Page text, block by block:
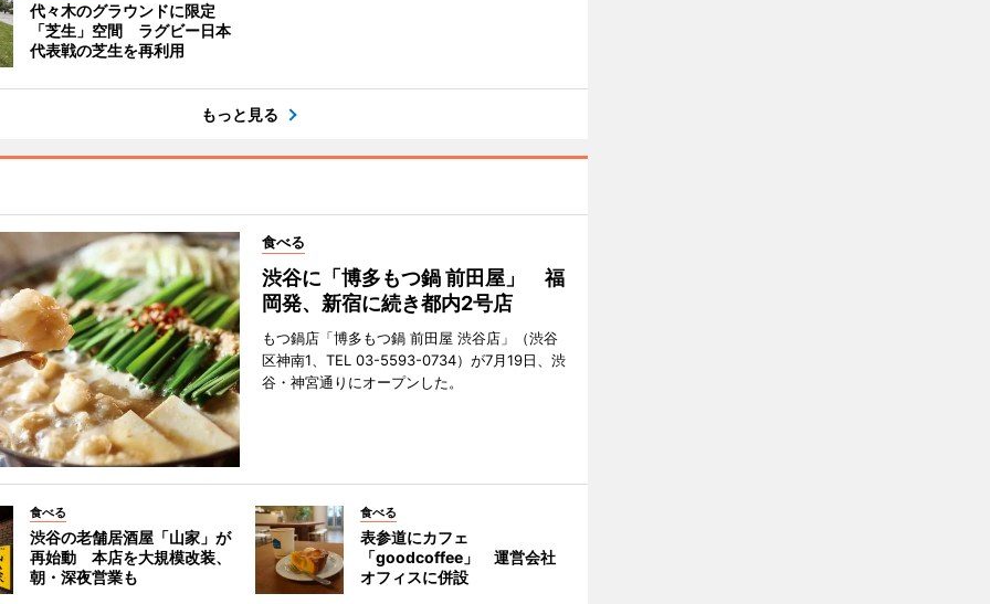
代々木のグラウンドに限定
「芝生」空間 ラグビー日本
代表戦の芝生を再利用
もっと見る
食べる
渋谷に「博多もつ鍋 前田屋」 福
岡発、新宿に続き都内2号店
もつ鍋店「博多もつ鍋 前田屋 渋谷店」（渋谷
区神南1、TEL 03-5593-0734）が7月19日、渋
谷・神宮通りにオープンした。
食べる
渋谷の老舗居酒屋「山家」が
再始動 本店を大規模改装、
朝・深夜営業も
食べる
表参道にカフェ
「goodcoffee」 運営会社
オフィスに併設